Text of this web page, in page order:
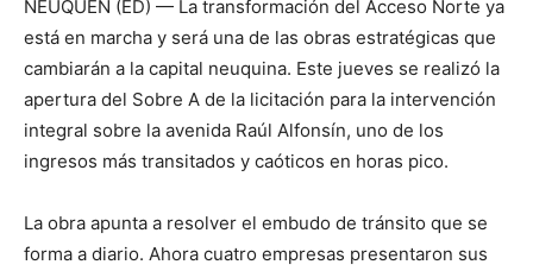
NEUQUÉN (ED) — La transformación del Acceso Norte ya
está en marcha y será una de las obras estratégicas que
cambiarán a la capital neuquina. Este jueves se realizó la
apertura del Sobre A de la licitación para la intervención
integral sobre la avenida Raúl Alfonsín, uno de los
ingresos más transitados y caóticos en horas pico.
La obra apunta a resolver el embudo de tránsito que se
forma a diario. Ahora cuatro empresas presentaron sus